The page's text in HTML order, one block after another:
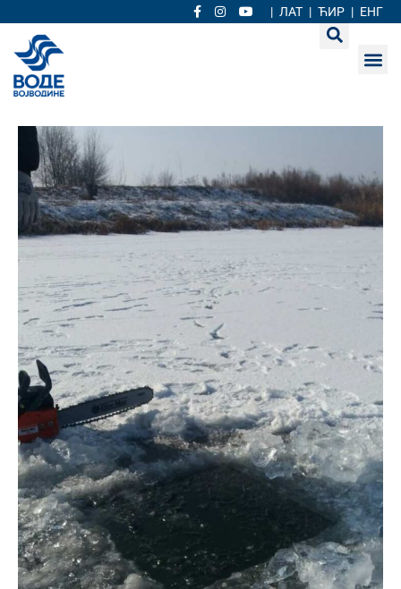
| ЛАТ | ЋИР | ЕНГ